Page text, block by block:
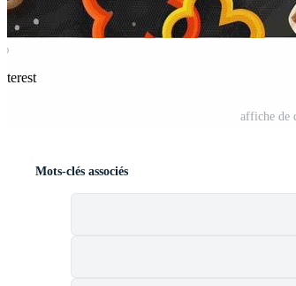
affiche de
Mots-clés associés